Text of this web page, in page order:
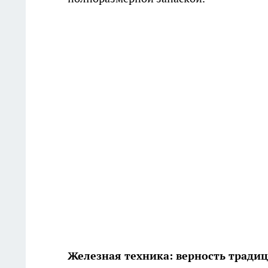
Железная техника: верность